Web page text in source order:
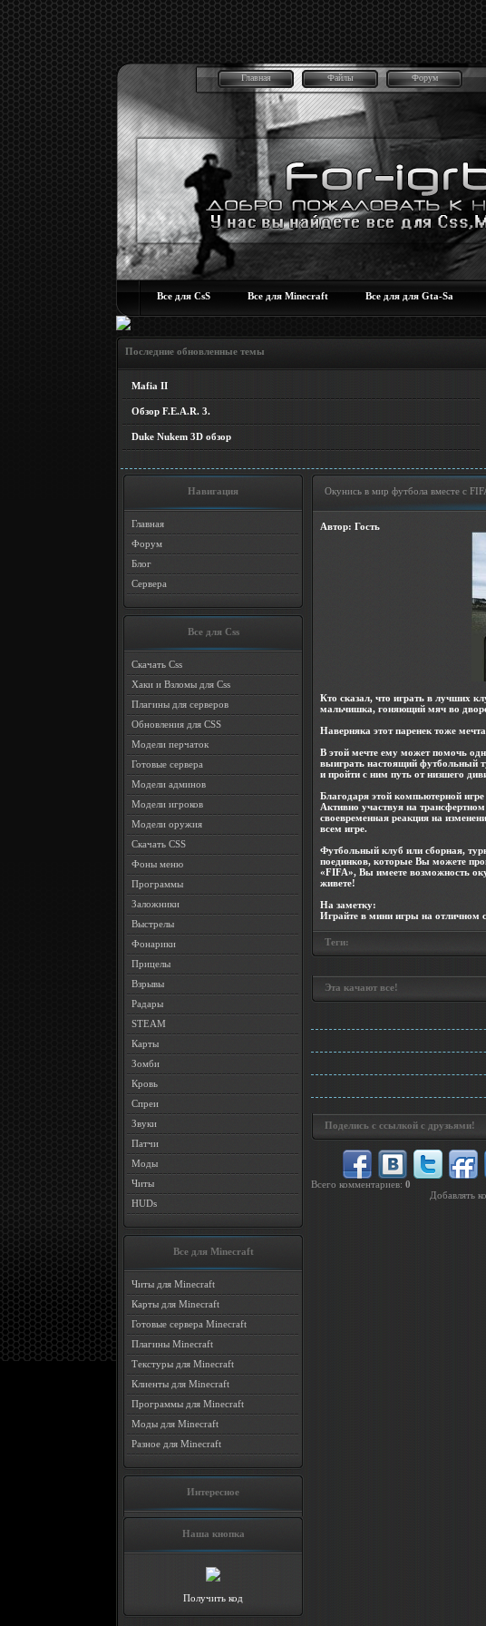
Главная Файлы Форум
Все для CsS Все для Minecraft Все для для Gta-Sa
Последние обновленные темы
Mafia II
Обзор F.E.A.R. 3.
Duke Nukem 3D обзор
Навигация
Главная
Форум
Блог
Сервера
Все для Css
Скачать Css
Хаки и Взломы для Css
Плагины для серверов
Обновления для CSS
Модели перчаток
Готовые сервера
Модели админов
Модели игроков
Модели оружия
Скачать CSS
Фоны меню
Программы
Заложники
Выстрелы
Фонарики
Прицелы
Взрывы
Радары
STEAM
Карты
Зомби
Кровь
Спреи
Звуки
Патчи
Моды
Читы
HUDs
Все для Minecraft
Читы для Minecraft
Карты для Minecraft
Готовые сервера Minecraft
Плагины Minecraft
Текстуры для Minecraft
Клиенты для Minecraft
Программы для Minecraft
Моды для Minecraft
Разное для Minecraft
Интересное
Наша кнопка
Получить код
Окунись в мир футбола вместе с
Автор: Гость
Кто сказал, что играть в лучших
мальчишка, гоняющий мяч во
Наверняка этот паренек тоже
В этой мечте ему может помочь
выиграть настоящий футбольный
и пройти с ним путь от низшего
Благодаря этой компьютерной
Активно участвуя на
своевременная реакция на
всем игре.
Футбольный клуб или сборная,
поединков, которые Вы можете
«FIFA», Вы имеете возможность
живете!
На заметку:
Играйте в мини игры на отличном
Теги:
Эта качают все!
Поделись с ссылкой с друзьями!
Всего комментариев: 0
Добавлять